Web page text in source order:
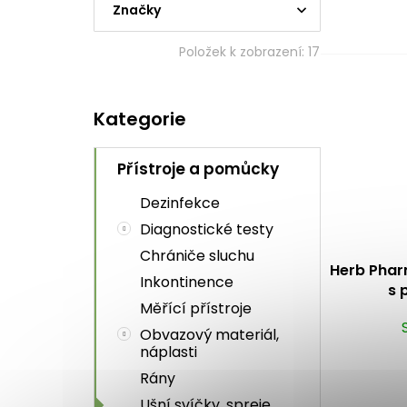
Značky
Položek k zobrazení: 17
kategorie
Kategorie
Přístroje a pomůcky
Dezinfekce
Diagnostické testy
Chrániče sluchu
Inkontinence
Měřící přístroje
Obvazový materiál,
náplasti
Rány
Herb
s